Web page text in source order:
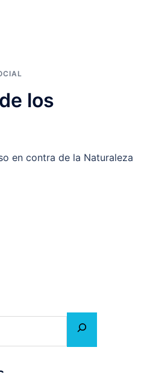
los
en contra de la Naturaleza